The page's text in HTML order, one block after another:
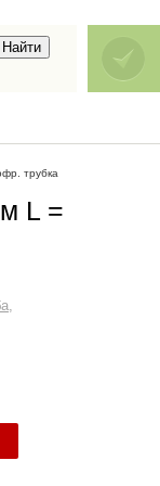
трубка
L =